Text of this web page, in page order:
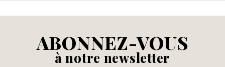
ABONNEZ-VOUS
à notre newsletter
Se connecter
Vous devez être connecté pour enregistrer des